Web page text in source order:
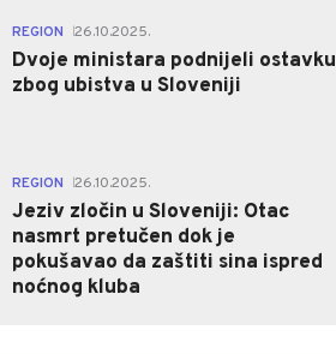
REGION 26.10.2025.
Dvoje ministara podnijeli ostavku
zbog ubistva u Sloveniji
REGION 26.10.2025.
Jeziv zločin u Sloveniji: Otac
nasmrt pretučen dok je
pokušavao da zaštiti sina ispred
noćnog kluba